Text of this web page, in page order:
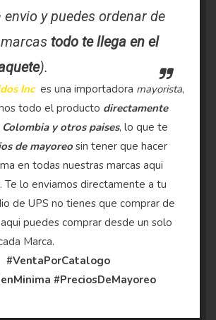
envio y puedes ordenar de
todo te llega en el
).
Inc es una importadora mayorista,
todo el producto directamente
y otros paises, lo que te
de mayoreo sin tener que hacer
en todas nuestras marcas aqui
Te lo enviamos directamente a tu
de UPS no tienes que comprar de
puedes comprar desde un solo
Marca.
#VentaPorCatalogo
#PreciosDeMayoreo